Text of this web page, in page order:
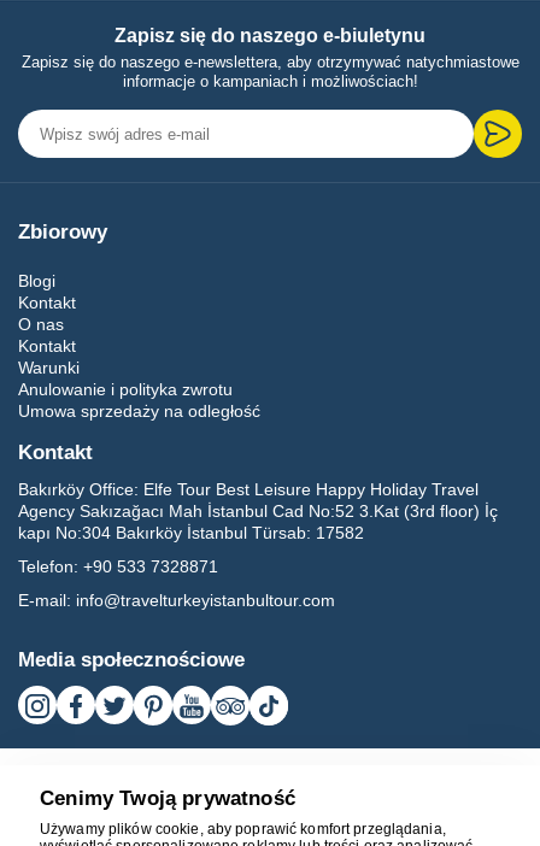
Zapisz się do naszego e-biuletynu
Zapisz się do naszego e-newslettera, aby otrzymywać natychmiastowe
informacje o kampaniach i możliwościach!
Zbiorowy
Blogi
Kontakt
O nas
Kontakt
Warunki
Anulowanie i polityka zwrotu
Umowa sprzedaży na odległość
Kontakt
Bakırköy Office: Elfe Tour Best Leisure Happy Holiday Travel
Agency Sakızağacı Mah İstanbul Cad No:52 3.Kat (3rd floor) İç
kapı No:304 Bakırköy İstanbul Türsab: 17582
Telefon: +90 533 7328871
E-mail: info@travelturkeyistanbultour.com
Media społecznościowe
Cenimy Twoją prywatność
Używamy plików cookie, aby poprawić komfort przeglądania,